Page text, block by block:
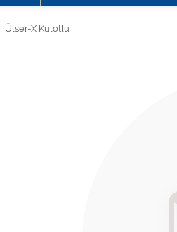
Ülser-X Külotlu